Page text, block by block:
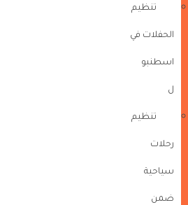
تنظيم
الحفلات في
اسطنبو
ل
تنظيم
رحلات
سياحية
ضمن